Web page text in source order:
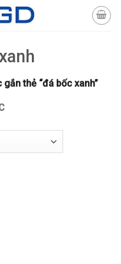
thẻ “đá bốc xanh”